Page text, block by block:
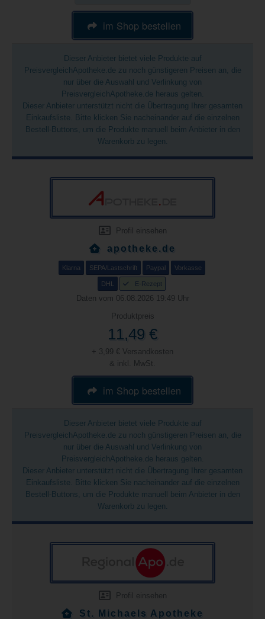
im Shop bestellen
Dieser Anbieter bietet viele Produkte auf
PreisvergleichApotheke.de zu noch günstigeren Preisen an, die
nur über die Auswahl und Verlinkung von
PreisvergleichApotheke.de heraus gelten.
Dieser Anbieter unterstützt nicht die Übertragung Ihrer gesamten
Einkaufsliste. Bitte klicken Sie nacheinander auf die einzelnen
Bestell-Buttons, um die Produkte manuell beim Anbieter in den
Warenkorb zu legen.
Profil einsehen
apotheke.de
Klarna SEPA/Lastschrift Paypal Vorkasse
DHL E-Rezept
Daten vom 06.08.2026 19:49 Uhr
Produktpreis
11,49 €
+ 3,99 € Versandkosten
& inkl. MwSt.
im Shop bestellen
Dieser Anbieter bietet viele Produkte auf
PreisvergleichApotheke.de zu noch günstigeren Preisen an, die
nur über die Auswahl und Verlinkung von
PreisvergleichApotheke.de heraus gelten.
Dieser Anbieter unterstützt nicht die Übertragung Ihrer gesamten
Einkaufsliste. Bitte klicken Sie nacheinander auf die einzelnen
Bestell-Buttons, um die Produkte manuell beim Anbieter in den
Warenkorb zu legen.
Profil einsehen
St. Michaels Apotheke